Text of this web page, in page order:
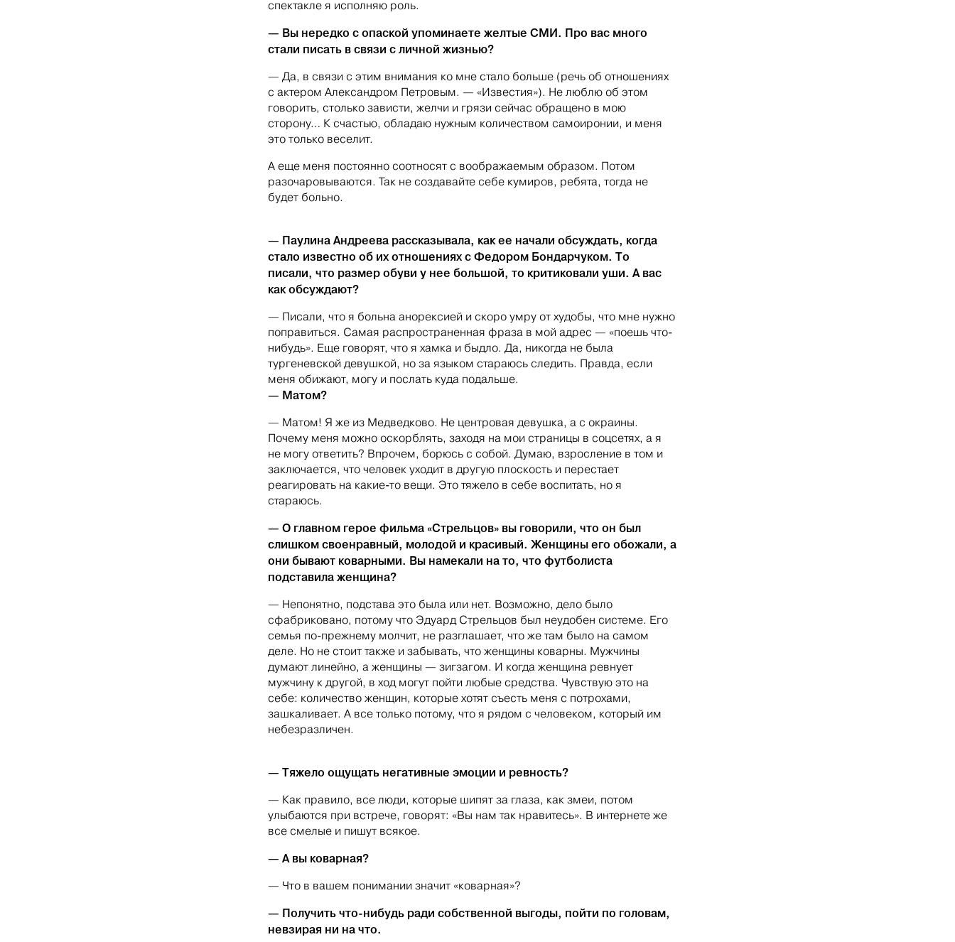
спектакле я исполняю роль.
— Вы нередко с опаской упоминаете желтые СМИ. Про вас много
стали писать в связи с личной жизнью?
— Да, в связи с этим внимания ко мне стало больше (речь об отношениях
с актером Александром Петровым. — «Известия»). Не люблю об этом
говорить, столько зависти, желчи и грязи сейчас обращено в мою
сторону… К счастью, обладаю нужным количеством самоиронии, и меня
это только веселит.
А еще меня постоянно соотносят с воображаемым образом. Потом
разочаровываются. Так не создавайте себе кумиров, ребята, тогда не
будет больно.
— Паулина Андреева рассказывала, как ее начали обсуждать, когда
стало известно об их отношениях с Федором Бондарчуком. То
писали, что размер обуви у нее большой, то критиковали уши. А вас
как обсуждают?
— Писали, что я больна анорексией и скоро умру от худобы, что мне нужно
поправиться. Самая распространенная фраза в мой адрес — «поешь что-
нибудь». Еще говорят, что я хамка и быдло. Да, никогда не была
тургеневской девушкой, но за языком стараюсь следить. Правда, если
меня обижают, могу и послать куда подальше.
— Матом?
— Матом! Я же из Медведково. Не центровая девушка, а с окраины.
Почему меня можно оскорблять, заходя на мои страницы в соцсетях, а я
не могу ответить? Впрочем, борюсь с собой. Думаю, взросление в том и
заключается, что человек уходит в другую плоскость и перестает
реагировать на какие-то вещи. Это тяжело в себе воспитать, но я
стараюсь.
— О главном герое фильма «Стрельцов» вы говорили, что он был
слишком своенравный, молодой и красивый. Женщины его обожали, а
они бывают коварными. Вы намекали на то, что футболиста
подставила женщина?
— Непонятно, подстава это была или нет. Возможно, дело было
сфабриковано, потому что Эдуард Стрельцов был неудобен системе. Его
семья по-прежнему молчит, не разглашает, что же там было на самом
деле. Но не стоит также и забывать, что женщины коварны. Мужчины
думают линейно, а женщины — зигзагом. И когда женщина ревнует
мужчину к другой, в ход могут пойти любые средства. Чувствую это на
себе: количество женщин, которые хотят съесть меня с потрохами,
зашкаливает. А все только потому, что я рядом с человеком, который им
небезразличен.
— Тяжело ощущать негативные эмоции и ревность?
— Как правило, все люди, которые шипят за глаза, как змеи, потом
улыбаются при встрече, говорят: «Вы нам так нравитесь». В интернете же
все смелые и пишут всякое.
— А вы коварная?
— Что в вашем понимании значит «коварная»?
— Получить что-нибудь ради собственной выгоды, пойти по головам,
невзирая ни на что.